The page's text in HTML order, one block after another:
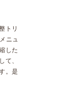
トリ
ニュ
した
て、
。是